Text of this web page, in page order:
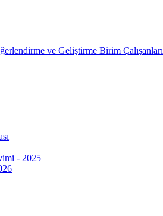
ve Geliştirme Birim Çalışanları
- 2025